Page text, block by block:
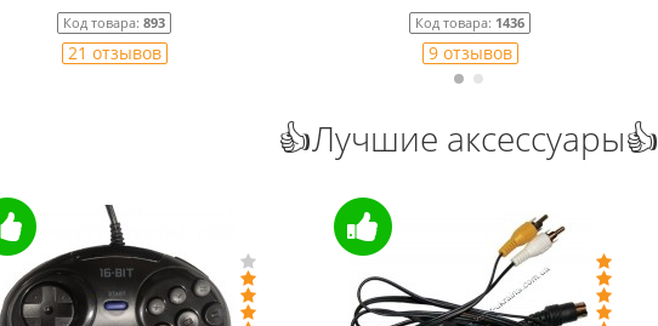
Код товара: 893
21 отзывов
Код товара: 1436
9 отзывов
👍Лучшие аксессуары👍